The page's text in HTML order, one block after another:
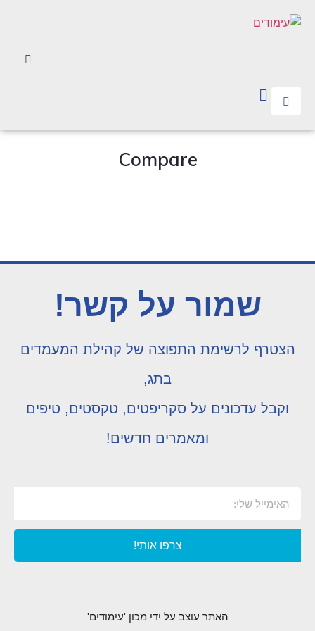
Compare
שמור על קשר!
הצטרף לרשימת התפוצה של קהילת המעמדים
בתג,
וקבל עדכונים על סקריפטים, טקסטים, טיפים
ומאמרים חדשים!
צרפו אותי!
האתר עוצב על ידי מכון 'עימודים'